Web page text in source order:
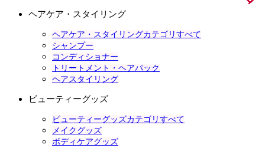
ヘアケア・スタイリング
ヘアケア・スタイリングカテゴリすべて
シャンプー
コンディショナー
トリートメント・ヘアパック
ヘアスタイリング
ビューティーグッズ
ビューティーグッズカテゴリすべて
メイクグッズ
ボディケアグッズ